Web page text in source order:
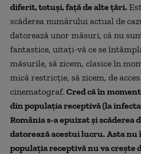
diferit, totuși, față de alte țări.
scăderea numărului actual de
datorează unor măsuri, că nu
fantastice, uitați-vă ce se
măsurile, să zicem, clasice în
mică restricție, să zicem, de
cinematograf.Cred că în
din populația receptivă (la
România s-a epuizat și scăderea
datorează acestui lucru.Asta nu
populația receptivă nu va crește